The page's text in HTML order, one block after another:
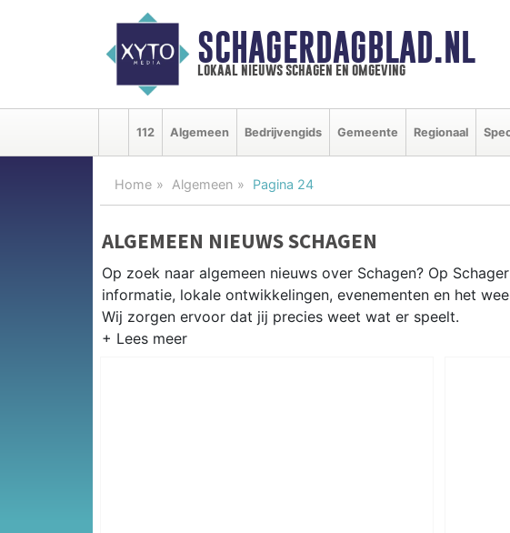
SCHAGERDAGBLAD.NL
lokaal nieuws schagen en omgeving
112 Algemeen Bedrijvengids Gemeente Regionaal
Home Algemeen Pagina 24
ALGEMEEN NIEUWS SCHAGEN
Op zoek naar algemeen nieuws over Schagen? Op
informatie, lokale ontwikkelingen, evenementen en het
Wij zorgen ervoor dat jij precies weet wat er speelt.
Van werkzaamheden op de N9 en N241 tot evenementen